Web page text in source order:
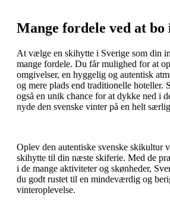
Mange fordele ved at bo
At vælge en skihytte i Sverige som din
mange fordele. Du får mulighed for at
omgivelser, en hyggelig og autentisk
og mere plads end traditionelle hoteller.
også en unik chance for at dykke ned i
nyde den svenske vinter på en helt
Oplev den autentiske svenske skikultur
skihytte til din næste skiferie. Med de
i de mange aktiviteter og skønheder,
du godt rustet til en mindeværdig og
vinteroplevelse.